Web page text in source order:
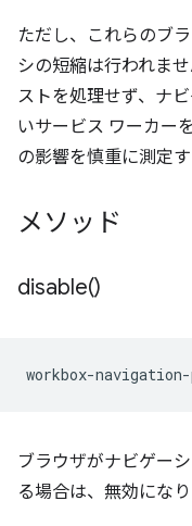
ただし、これらのブ
シの短縮は行われま
ストを処理せず、ナ
いサービス ワーカー
の影響を慎重に測定
メソッド
disable()
workbox-navigation-
ブラウザがナビゲー
る場合は、無効になり